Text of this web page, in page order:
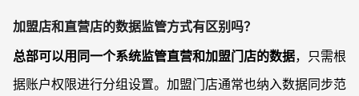
加盟店和直营店的数据监管方式有区别吗？
总部可以用同一个系统监管直营和加盟门店的数据，只需根
据账户权限进行分组设置。加盟门店通常也纳入数据同步范